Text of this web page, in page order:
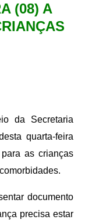
(08) A
da Secretaria
quarta-feira
as crianças
documento
precisa estar